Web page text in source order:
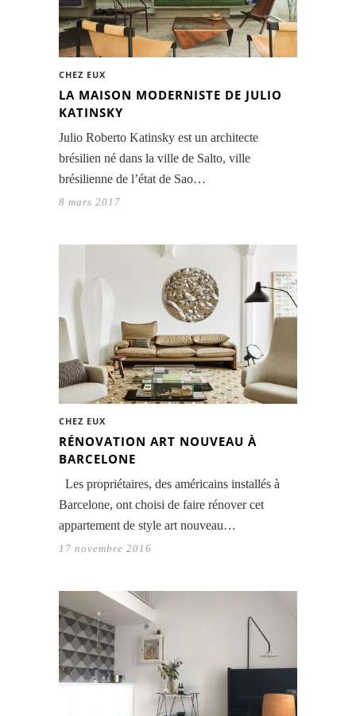
CHEZ EUX
LA MAISON MODERNISTE DE JULIO
KATINSKY
Julio Roberto Katinsky est un architecte
brésilien né dans la ville de Salto, ville
brésilienne de l’état de Sao…
8 mars 2017
CHEZ EUX
RÉNOVATION ART NOUVEAU À
BARCELONE
Les propriétaires, des américains installés à
Barcelone, ont choisi de faire rénover cet
appartement de style art nouveau…
17 novembre 2016